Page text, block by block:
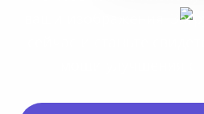
ваши изображения.